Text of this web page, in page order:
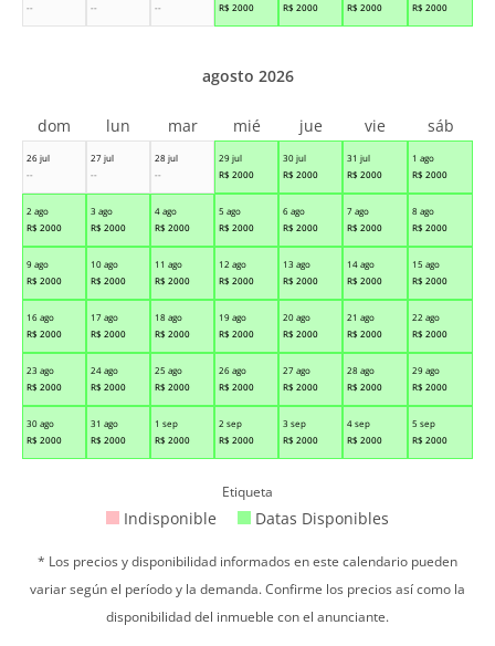
--
--
--
R$ 2000
R$ 2000
R$ 2000
R$ 2000
26 jul
--
27 jul
--
28 jul
--
29 jul
R$ 2000
30 jul
R$ 2000
31 jul
R$ 2000
1 ago
R$ 2000
2 ago
R$ 2000
3 ago
R$ 2000
4 ago
R$ 2000
5 ago
R$ 2000
6 ago
R$ 2000
7 ago
R$ 2000
8 ago
R$ 2000
9 ago
R$ 2000
10 ago
R$ 2000
11 ago
R$ 2000
12 ago
R$ 2000
13 ago
R$ 2000
14 ago
R$ 2000
15 ago
R$ 2000
16 ago
R$ 2000
17 ago
R$ 2000
18 ago
R$ 2000
19 ago
R$ 2000
20 ago
R$ 2000
21 ago
R$ 2000
22 ago
R$ 2000
23 ago
R$ 2000
24 ago
R$ 2000
25 ago
R$ 2000
26 ago
R$ 2000
27 ago
R$ 2000
28 ago
R$ 2000
29 ago
R$ 2000
30 ago
R$ 2000
31 ago
R$ 2000
1 sep
R$ 2000
2 sep
R$ 2000
3 sep
R$ 2000
4 sep
R$ 2000
5 sep
R$ 2000
agosto 2026
dom lun mar mié jue vie sáb
Etiqueta
Indisponible Datas Disponibles
* Los precios y disponibilidad informados en este calendario pueden
variar según el período y la demanda. Confirme los precios así como la
disponibilidad del inmueble con el anunciante.